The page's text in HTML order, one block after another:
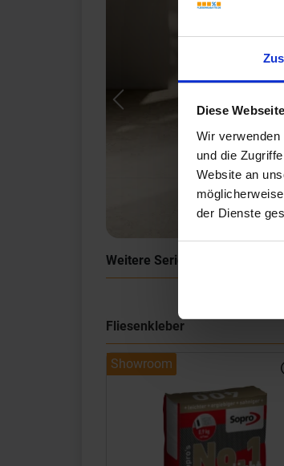
Diese
Wir
und die
Website an
der Dienste
Previous
Weitere Serien von Coem
Fliesenkleber
Showroom